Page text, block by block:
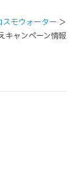
スモウォーター ＞
キャンペーン情報